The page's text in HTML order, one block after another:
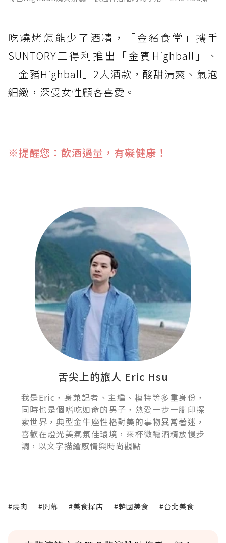
吃燒烤怎能少了酒精，「金豬食堂」攜手
SUNTORY三得利推出「金賓Highball」、
「金豬Highball」2大酒款，酸甜清爽、氣泡
細緻，深受女性顧客喜愛。
※提醒您：飲酒過量，有礙健康！
舌尖上的旅人 Eric Hsu
我是Eric，身兼記者、主編、模特等多重身份，
同時也是個嗜吃如命的男子，熱愛一步一腳印探
索世界，典型金牛座性格對美的事物異常著迷，
喜歡在燈光美氣氛佳環境，來杯微醺酒精放慢步
調，以文字描繪感情與時尚觀點
#燒肉 #開幕 #美食探店 #韓國美食 #台北美食